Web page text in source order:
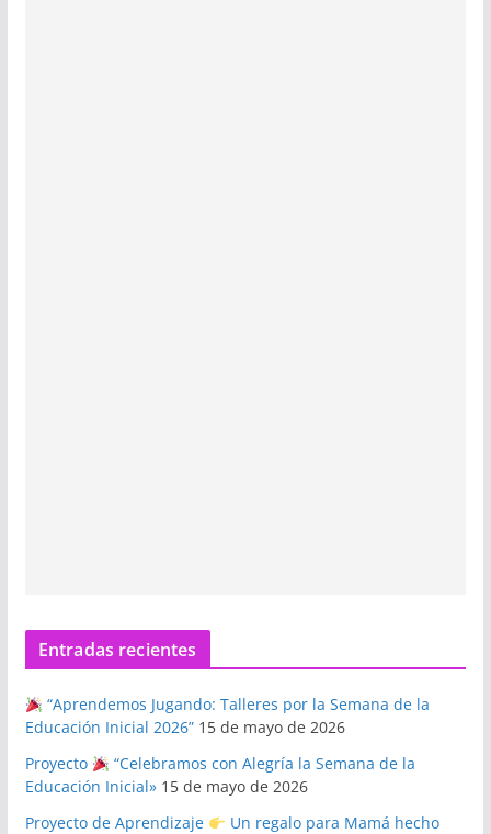
Entradas recientes
“Aprendemos Jugando: Talleres por la Semana de la
Educación Inicial 2026” 15 de mayo de 2026
Proyecto
“Celebramos con Alegría la Semana de la
Educación Inicial» 15 de mayo de 2026
Proyecto de Aprendizaje
Un regalo para Mamá hecho